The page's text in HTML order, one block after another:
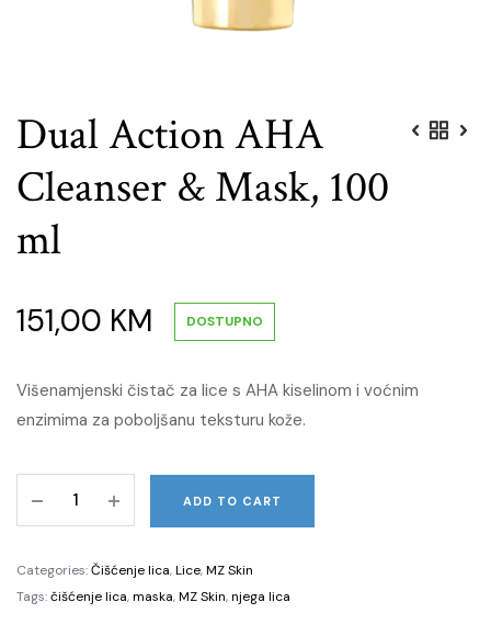
Dual Action AHA
Cleanser & Mask, 100
ml
151,00 KM DOSTUPNO
Višenamjenski čistač za lice s AHA kiselinom i voćnim
enzimima za poboljšanu teksturu kože.
Action
Cleanser
&
ADD TO CART
Categories:Čišćenje lica,Lice,MZ Skin
Tags:čišćenje lica,maska,MZ Skin,njega lica